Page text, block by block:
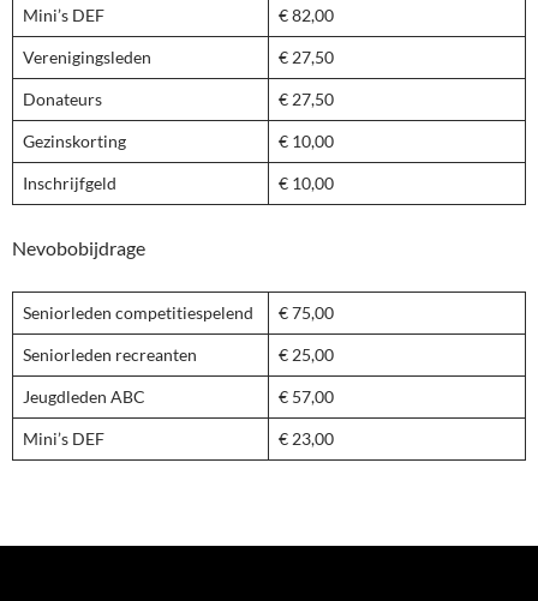
Mini’s DEF € 82,00
Verenigingsleden € 27,50
Donateurs € 27,50
Gezinskorting € 10,00
Inschrijfgeld € 10,00
Nevobobijdrage
Seniorleden competitiespelend € 75,00
Seniorleden recreanten € 25,00
Jeugdleden ABC € 57,00
Mini’s DEF € 23,00